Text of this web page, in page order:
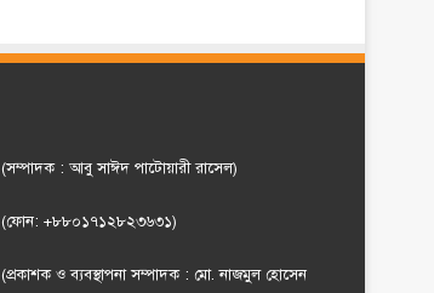
(সম্পাদক : আবু সাঈদ পাটোয়ারী রাসেল)
(ফোন: +৮৮০১৭১২৮২৩৬৩১)
(প্রকাশক ও ব্যবস্থাপনা সম্পাদক : মো. নাজমুল হোসেন